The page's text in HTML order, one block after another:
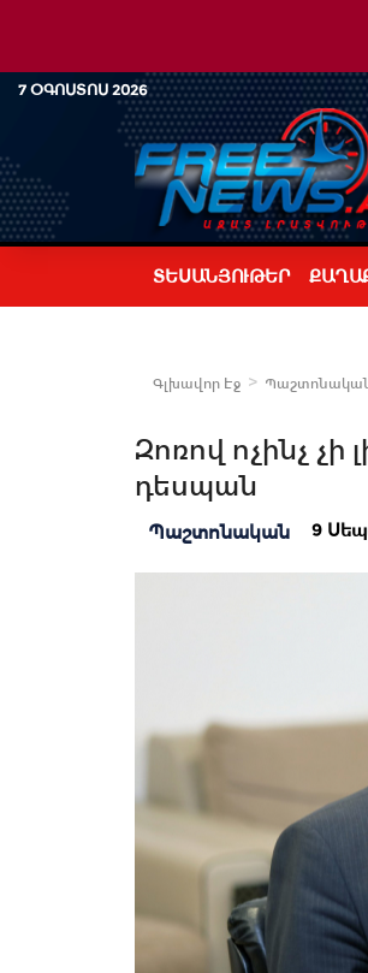
7 ՕԳՈՍՏՈՍ 2026
ՏԵՍԱՆՅՈՒԹԵՐ
Գլխավոր Էջ
Զոռով ոչինչ չի
դեսպան
Պաշտոնական 9